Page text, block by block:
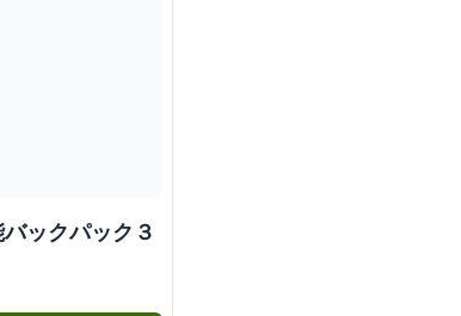
ックパック３